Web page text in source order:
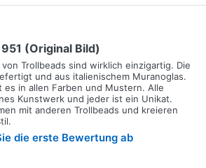
(Original Bild)
Trollbeads sind wirklich einzigartig. Die
und aus italienischem Muranoglas.
es in allen Farben und Mustern. Alle
Kunstwerk und jeder ist ein Unikat.
mit anderen Trollbeads und kreieren
die erste Bewertung ab